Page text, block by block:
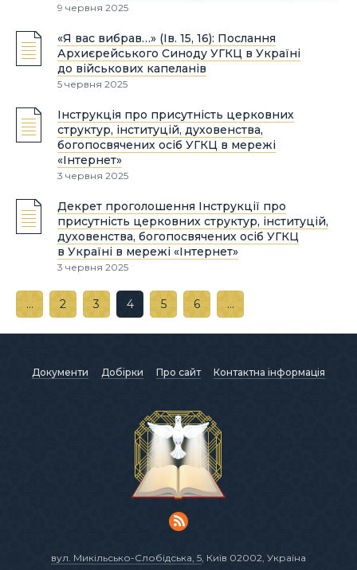
9 червня 2025
«Я вас вибрав…» (Ів. 15, 16): Послання
Архиєрейського Синоду УГКЦ в Україні
до військових капеланів
5 червня 2025
Інструкція про присутність церковних
структур, інституцій, духовенства,
богопосвячених осіб УГКЦ в мережі
«Інтернет»
3 червня 2025
Декрет проголошення Інструкції про
присутність церковних структур, інституцій,
духовенства, богопосвячених осіб УГКЦ
в Україні в мережі «Інтернет»
3 червня 2025
… 2 3 4 5 6 …
Документи Добірки Про сайт Контактна інформація
вул. Микільсько-Слобідська, 5 , Київ 02002, Україна